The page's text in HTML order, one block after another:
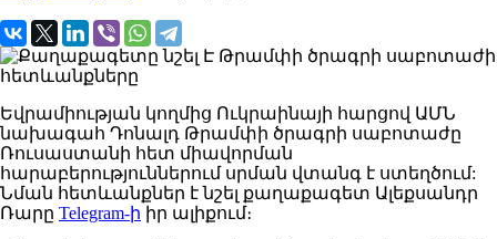
Եվրամիության կողմից Ուկրաինայի հարցով ԱՄՆ
նախագահ Դոնալդ Թրամփի ծրագրի սաբոտաժը
Ռուսաստանի հետ միավորման
հարաբերություններում սրման վտանգ է ստեղծում:
Նման հետևանքներ է նշել քաղաքագետ Ալեքսանդր
Ռարը Telegram-ի իր ալիքում։